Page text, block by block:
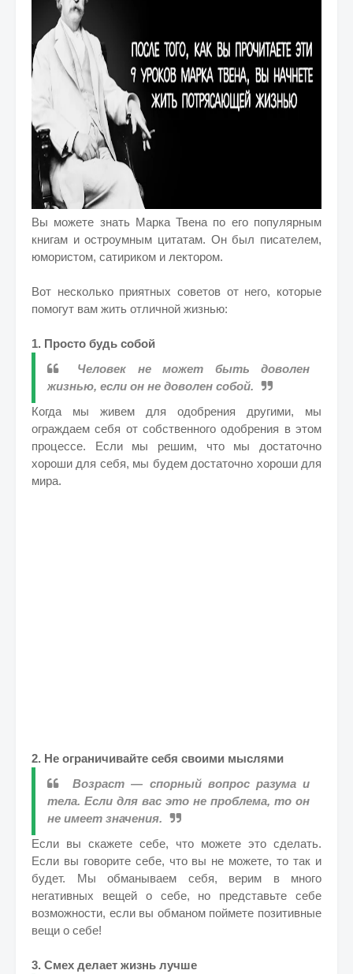
Вы можете знать Марка Твена по его популярным
книгам и остроумным цитатам. Он был писателем,
юмористом, сатириком и лектором.
Вот несколько приятных советов от него, которые
помогут вам жить отличной жизнью:
1. Просто будь собой
Человек не может быть доволен
жизнью, если он не доволен собой.
Когда мы живем для одобрения другими, мы
ограждаем себя от собственного одобрения в этом
процессе. Если мы решим, что мы достаточно
хороши для себя, мы будем достаточно хороши для
мира.
2. Не ограничивайте себя своими мыслями
Возраст — спорный вопрос разума и
тела. Если для вас это не проблема, то он
не имеет значения.
Если вы скажете себе, что можете это сделать.
Если вы говорите себе, что вы не можете, то так и
будет. Мы обманываем себя, верим в много
негативных вещей о себе, но представьте себе
возможности, если вы обманом поймете позитивные
вещи о себе!
3. Смех делает жизнь лучше